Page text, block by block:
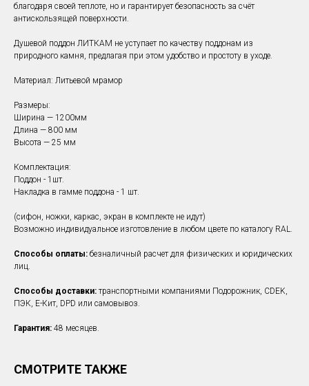
благодаря своей теплоте, но и гарантирует безопасность за счёт
антискользящей поверхности.
Душевой поддон ЛИТКАМ не уступает по качеству поддонам из
природного камня, предлагая при этом удобство и простоту в уходе.
Материал: Литьевой мрамор
Размеры:
Ширина — 1200мм
Длина — 800 мм
Высота — 25 мм
Комплектация:
Поддон - 1шт.
Накладка в гамме поддона - 1 шт.
(сифон, ножки, каркас, экран в комплекте не идут)
Возможно индивидуальное изготовление в любом цвете по каталогу RAL.
Способы оплаты: безналичный расчет для физических и юридических
лиц.
Способы доставки: транспортными компаниями Подорожник, CDEK,
ПЭК, Е-Кит, DPD или самовывоз.
Гарантия: 48 месяцев.
СМОТРИТЕ ТАКЖЕ